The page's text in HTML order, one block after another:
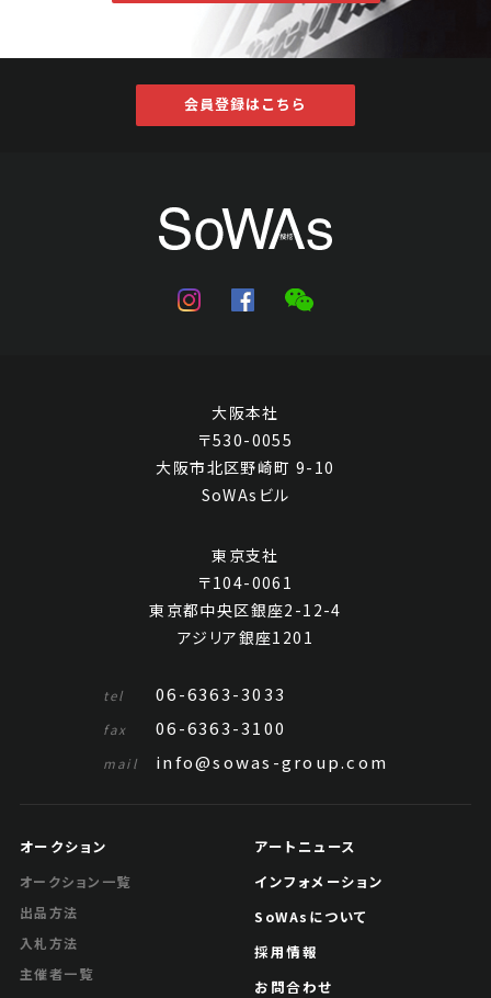
会員登録はこちら
大阪本社
〒530-0055
大阪市北区野崎町 9-10
SoWAsビル
東京支社
〒104-0061
東京都中央区銀座2-12-4
アジリア銀座1201
tel 06-6363-3033
fax 06-6363-3100
mail info@sowas-group.com
オークション
オークション一覧
出品方法
入札方法
主催者一覧
アートニュース
インフォメーション
SoWAsについて
採用情報
お問合わせ